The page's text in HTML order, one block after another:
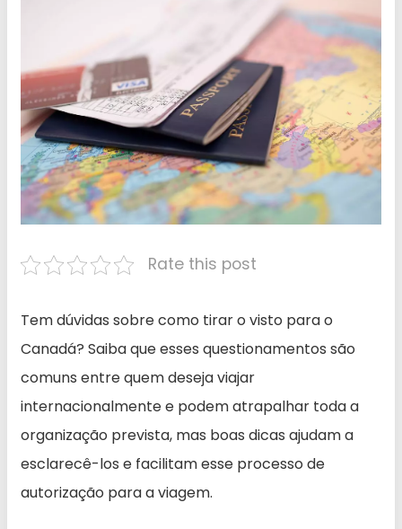
Rate this post
Tem dúvidas sobre como tirar o visto para o
Canadá? Saiba que esses questionamentos são
comuns entre quem deseja viajar
internacionalmente e podem atrapalhar toda a
organização prevista, mas boas dicas ajudam a
esclarecê-los e facilitam esse processo de
autorização para a viagem.